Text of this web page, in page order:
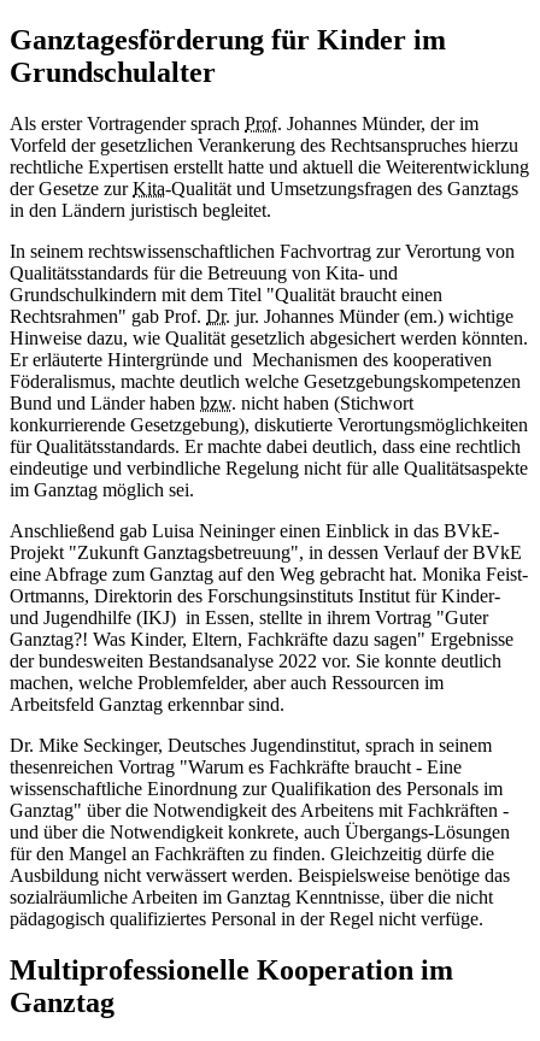
Ganztagesförderung für Kinder im
Grundschulalter
Als erster Vortragender sprach Prof. Johannes Münder, der im
Vorfeld der gesetzlichen Verankerung des Rechtsanspruches hierzu
rechtliche Expertisen erstellt hatte und aktuell die Weiterentwicklung
der Gesetze zurKita-Qualität und Umsetzungsfragen des Ganztags
in den Ländern juristisch begleitet.
In seinem rechtswissenschaftlichen Fachvortrag zur Verortung von
Qualitätsstandards für die Betreuung von Kita- und
Grundschulkindern mit dem Titel "Qualität braucht einen
Rechtsrahmen" gab Prof. Dr. jur. Johannes Münder (em.) wichtige
Hinweise dazu, wie Qualität gesetzlich abgesichert werden könnten.
Er erläuterte Hintergründe und Mechanismen des kooperativen
Föderalismus, machte deutlich welche Gesetzgebungskompetenzen
Bund und Länder haben bzw. nicht haben (Stichwort
konkurrierende Gesetzgebung), diskutierte Verortungsmöglichkeiten
für Qualitätsstandards. Er machte dabei deutlich, dass eine rechtlich
eindeutige und verbindliche Regelung nicht für alle Qualitätsaspekte
im Ganztag möglich sei.
Anschließend gab Luisa Neininger einen Einblick in das BVkE-
Projekt "Zukunft Ganztagsbetreuung", in dessen Verlauf der BVkE
eine Abfrage zum Ganztag auf den Weg gebracht hat. Monika Feist-
Ortmanns, Direktorin des Forschungsinstituts Institut für Kinder-
und Jugendhilfe (IKJ) in Essen, stellte in ihrem Vortrag "Guter
Ganztag?! Was Kinder, Eltern, Fachkräfte dazu sagen" Ergebnisse
der bundesweiten Bestandsanalyse 2022 vor. Sie konnte deutlich
machen, welche Problemfelder, aber auch Ressourcen im
Arbeitsfeld Ganztag erkennbar sind.
Dr. Mike Seckinger, Deutsches Jugendinstitut, sprach in seinem
thesenreichen Vortrag "Warum es Fachkräfte braucht - Eine
wissenschaftliche Einordnung zur Qualifikation des Personals im
Ganztag" über die Notwendigkeit des Arbeitens mit Fachkräften -
und über die Notwendigkeit konkrete, auch Übergangs-Lösungen
für den Mangel an Fachkräften zu finden. Gleichzeitig dürfe die
Ausbildung nicht verwässert werden. Beispielsweise benötige das
sozialräumliche Arbeiten im Ganztag Kenntnisse, über die nicht
pädagogisch qualifiziertes Personal in der Regel nicht verfüge.
Multiprofessionelle Kooperation im
Ganztag